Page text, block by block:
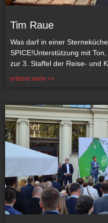
Tim Raue
Was darf in einer
SPICE!Unterstützung mit
zur 3. Staffel der Reise- und
erfahre mehr >>